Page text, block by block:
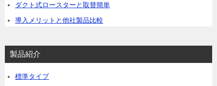
ダクト式ロースターと取替簡単
導入メリットと他社製品比較
製品紹介
標準タイプ